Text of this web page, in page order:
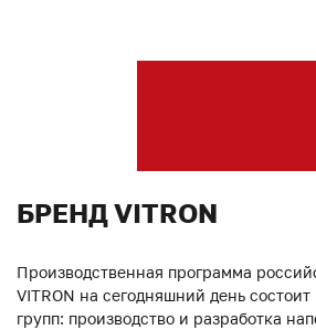
БРЕНД VITRON
Производственная программа
VITRON на сегодняшний день
групп: производство и разработка